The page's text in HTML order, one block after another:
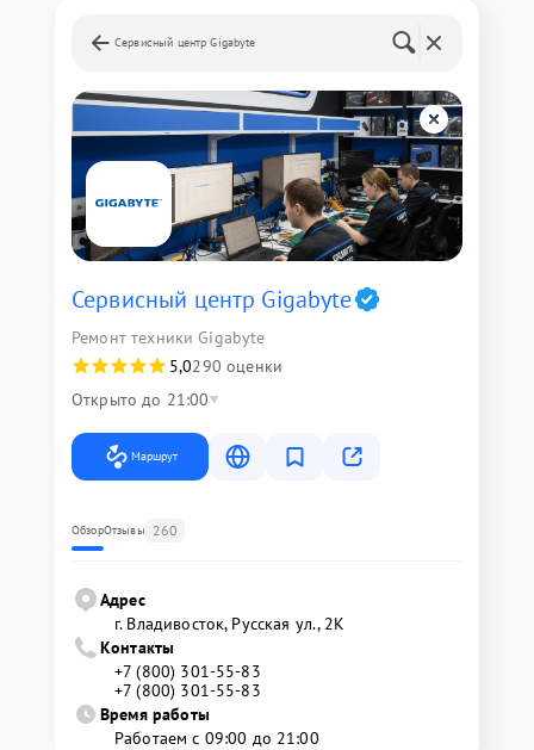
Сервисный центр Gigabyte
Сервисный центр Gigabyte
Ремонт техники Gigabyte
5,0290 оценки
Открыто до 21:00
Маршрут
ОбзорОтзывы 260
Адрес
г. Владивосток, Русская ул., 2К
Контакты
+7 (800) 301-55-83
+7 (800) 301-55-83
Время работы
Работаем с 09:00 до 21:00